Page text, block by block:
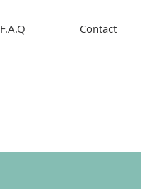
F.A.Q Contact